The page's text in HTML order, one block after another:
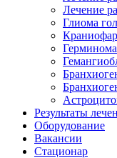
Лечение
Глиома
Герминома
Результаты
Оборудование
Вакансии
Стационар